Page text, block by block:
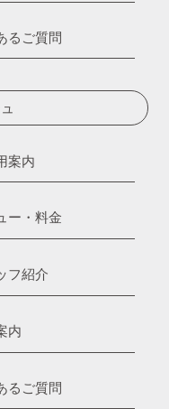
るご質問
案内
ー・料金
フ紹介
内
るご質問